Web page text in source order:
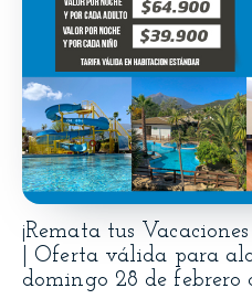
¡Remata tus
| Oferta válida para
domingo 28 de febrero